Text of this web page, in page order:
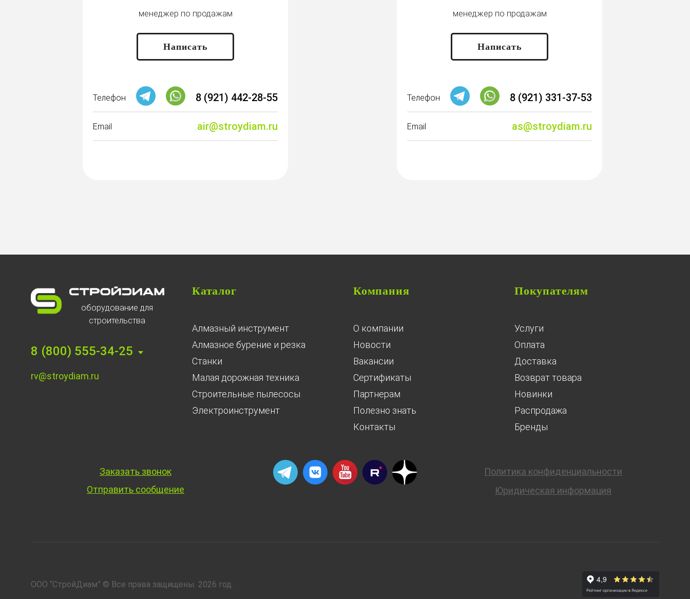
менеджер по продажам
Написать
Телефон 8 (921) 442-28-55
Email air@stroydiam.ru
менеджер по продажам
Написать
Телефон 8 (921) 331-37-53
Email as@stroydiam.ru
оборудование для
строительства
8 (800) 555-34-25
rv@stroydiam.ru
Каталог
Алмазный инструмент
Алмазное бурение и резка
Станки
Малая дорожная техника
Строительные пылесосы
Электроинструмент
Компания
О компании
Новости
Вакансии
Сертификаты
Партнерам
Полезно знать
Контакты
Покупателям
Услуги
Оплата
Доставка
Возврат товара
Новинки
Распродажа
Бренды
Заказать звонок
Отправить сообщение
Политика конфиденциальности
Юридическая информация
ООО “СтройДиам” © Все права защищены. 2026 год.